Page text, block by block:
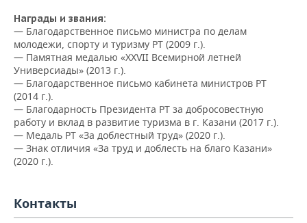
Награды и звания:
— Благодарственное письмо министра по делам
молодежи, спорту и туризму РТ (2009 г.).
— Памятная медалью «XXVII Всемирной летней
Универсиады» (2013 г.).
— Благодарственное письмо кабинета министров РТ
(2014 г.).
— Благодарность Президента РТ за добросовестную
работу и вклад в развитие туризма в г. Казани (2017 г.).
— Медаль РТ «За доблестный труд» (2020 г.).
— Знак отличия «За труд и доблесть на благо Казани»
(2020 г.).
Контакты